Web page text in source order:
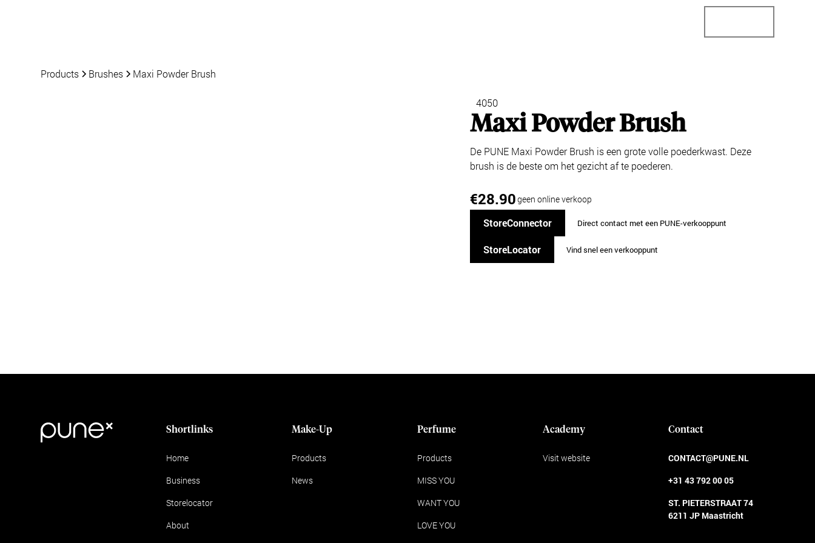
Products Brushes Maxi Powder Brush
4050
Maxi Powder Brush
De PUNE Maxi Powder Brush is een grote volle poederkwast. Deze
brush is de beste om het gezicht af te poederen.
€28.90geen online verkoop
StoreConnector Direct contact met een PUNE-verkooppunt
StoreLocator Vind snel een verkooppunt
Shortlinks
Home
Business
Storelocator
About
Make-Up
Products
News
Perfume
Products
MISS YOU
WANT YOU
LOVE YOU
Academy
Visit website
Contact
CONTACT@PUNE.NL
+31 43 792 00 05
ST. PIETERSTRAAT 74
6211 JP Maastricht